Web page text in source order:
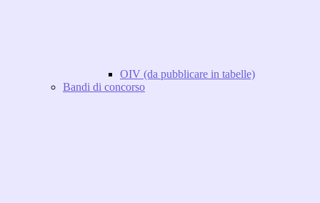
OIV (da pubblicare in tabelle)
Bandi di concorso